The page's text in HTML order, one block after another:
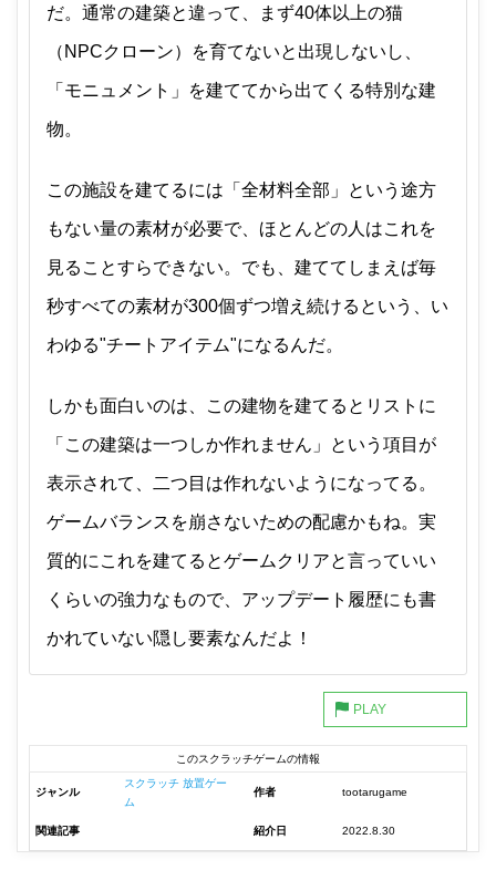
だ。通常の建築と違って、まず40体以上の猫
（NPCクローン）を育てないと出現しないし、
「モニュメント」を建ててから出てくる特別な建
物。
この施設を建てるには「全材料全部」という途方
もない量の素材が必要で、ほとんどの人はこれを
見ることすらできない。でも、建ててしまえば毎
秒すべての素材が300個ずつ増え続けるという、い
わゆる"チートアイテム"になるんだ。
しかも面白いのは、この建物を建てるとリストに
「この建築は一つしか作れません」という項目が
表示されて、二つ目は作れないようになってる。
ゲームバランスを崩さないための配慮かもね。実
質的にこれを建てるとゲームクリアと言っていい
くらいの強力なもので、アップデート履歴にも書
かれていない隠し要素なんだよ！
このスクラッチゲームの情報
ジャンル
スクラッチ 放置ゲー
ム
作者 tootarugame
関連記事 紹介日 2022.8.30